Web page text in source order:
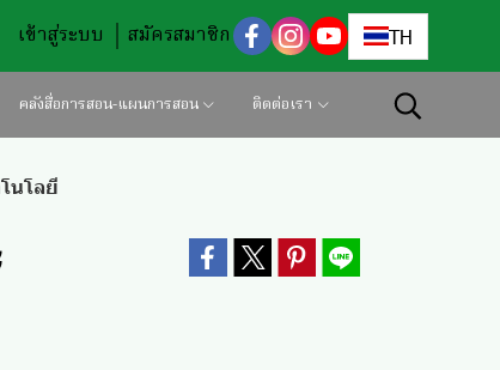
เข้าสู่ระบบ สมัครสมาชิก TH
คลังสื่อการสอน-แผนการสอน ติดต่อเรา
นโลยี